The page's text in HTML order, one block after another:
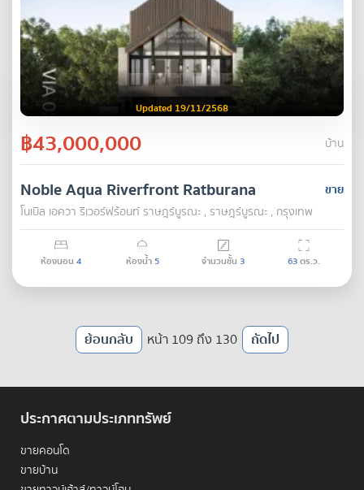
Updated 19/11/2568
฿43,000,000 บ้าน
ขาย
Noble Aqua Riverfront Ratburana
โนเบิล เอควา ริเวอร์ฟร้อนท์ ราษฎร์บูรณะ , ราษฎร์บูรณะ , กรุงเทพ
ห้องนอน 4 ห้องน้ำ5 จำนวนชั้น 3 63ตร.ว.
ย้อนกลับ หน้า 109 ถึง 130 ถัดไป
ประกาศตามประเภททรัพย์
ขายคอนโด
ขายบ้าน